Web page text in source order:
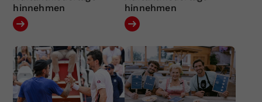
hinnehmen
hinnehmen